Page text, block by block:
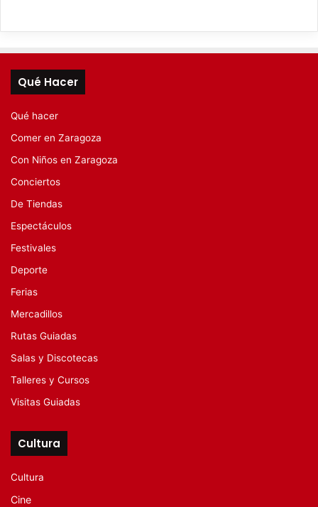
Qué Hacer
Qué hacer
Comer en Zaragoza
Con Niños en Zaragoza
Conciertos
De Tiendas
Espectáculos
Festivales
Deporte
Ferias
Mercadillos
Rutas Guiadas
Salas y Discotecas
Talleres y Cursos
Visitas Guiadas
Cultura
Cultura
Cine